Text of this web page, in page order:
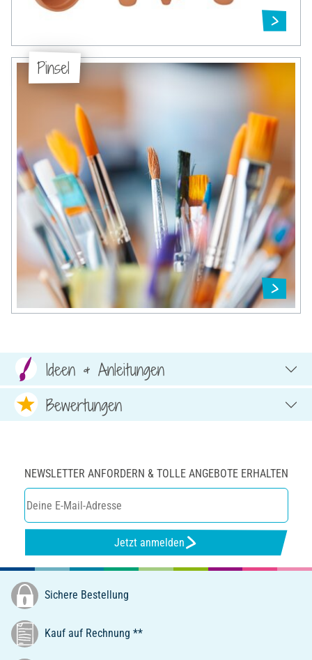
Pinsel
Ideen & Anleitungen
Bewertungen
NEWSLETTER ANFORDERN & TOLLE ANGEBOTE ERHALTEN
Jetzt anmelden
Sichere Bestellung
Kauf auf Rechnung **